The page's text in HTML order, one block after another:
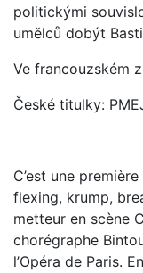
politickými
umělců dobýt
Ve francouzském
České titulky:
C’est une
flexing, krump,
metteur en scène
chorégraphe
l’Opéra de Paris.